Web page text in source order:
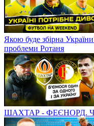
Якою буде збірна
проблеми Ротаня
ШАХТАР - ФЕЄНОРД.